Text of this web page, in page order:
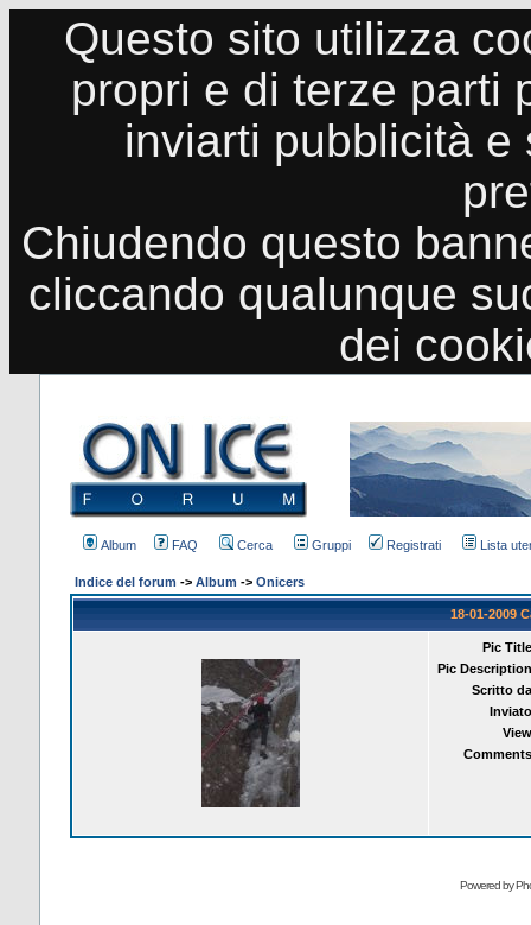
Questo sito utilizza
propri e di terze parti
inviarti pubblicità
Chiudendo questo
cliccando qualunque
dei
Album FAQ Cerca Gruppi Registrati Lista
Indice del forum -> Album -> Onicers
18-01-2009
Pic
Pic
Scritto
Powered by